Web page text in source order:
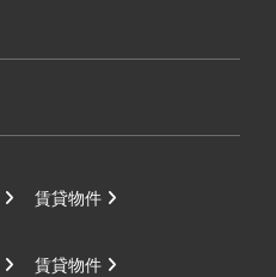
賃貸物件
賃貸物件